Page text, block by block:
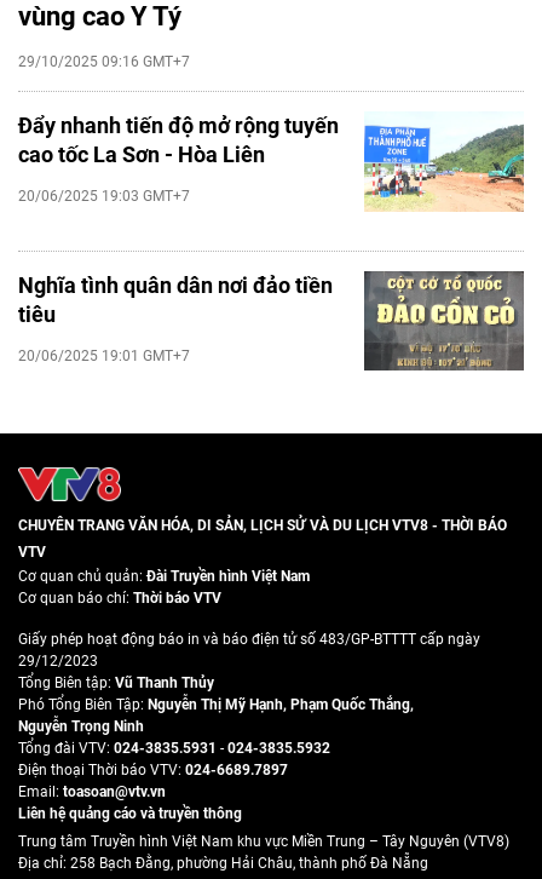
vùng cao Y Tý
29/10/2025 09:16 GMT+7
Đẩy nhanh tiến độ mở rộng tuyến
cao tốc La Sơn - Hòa Liên
20/06/2025 19:03 GMT+7
Nghĩa tình quân dân nơi đảo tiền
tiêu
20/06/2025 19:01 GMT+7
CHUYÊN TRANG VĂN HÓA, DI SẢN, LỊCH SỬ VÀ DU LỊCH VTV8 - THỜI BÁO
VTV
Cơ quan chủ quản:Đài Truyền hình Việt Nam
Cơ quan báo chí: Thời báo VTV
Giấy phép hoạt động báo in và báo điện tử số 483/GP-BTTTT cấp ngày
29/12/2023
Tổng Biên tập: Vũ Thanh Thủy
Phó Tổng Biên Tập: Nguyễn Thị Mỹ Hạnh, Phạm Quốc Thắng,
Nguyễn Trọng Ninh
Tổng đài VTV: 024-3835.5931 - 024-3835.5932
Ðiện thoại Thời báo VTV: 024-6689.7897
Email: toasoan@vtv.vn
Liên hệ quảng cáo và truyền thông
Trung tâm Truyền hình Việt Nam khu vực Miền Trung – Tây Nguyên (VTV8)
Địa chỉ: 258 Bạch Đằng, phường Hải Châu, thành phố Đà Nẵng